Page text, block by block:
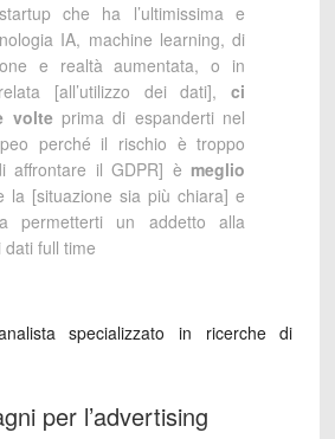
che ha l’ultimissima e
IA, machine learning, di
e realtà aumentata, o in
[all’utilizzo dei dati],ci
volteprima di espanderti nel
perché il rischio è troppo
affrontare il GDPR] è meglio
la [situazione sia più chiara] e
permetterti un addetto alla
full time
specializzato in ricerche di
per l’advertising